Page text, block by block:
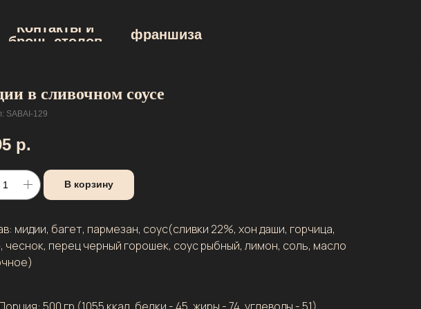
Контакты и
бронь столов
франшиза
в сливочном соусе
SABAI-129
р.
В корзину
мидии, багет, пармезан, соус(сливки 22%, хон даши, горчица,
чеснок, перец черный горошек, соус рыбный, лимон, соль, масло